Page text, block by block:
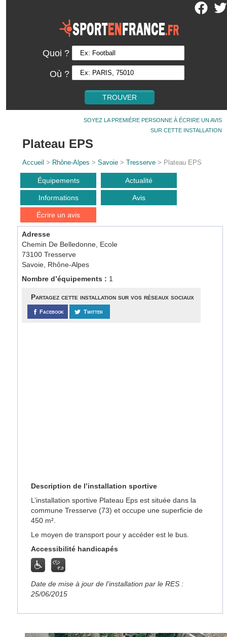
Quoi ?
Où ?
SOYEZ LA PREMIÈRE PERSONNE À ÉCRIRE UN AVIS
SUR CETTE INSTALLATION
Plateau EPS
Accueil > Rhône-Alpes >Savoie >Tresserve > Plateau EPS
Équipements Actualité
Informations Avis
Écrire un avis
Adresse
Chemin De Belledonne, Ecole
73100 Tresserve
Savoie, Rhône-Alpes
Nombre d’équipements : 1
Partagez cette installation sur vos réseaux sociaux
Facebook Twitter
Description de l’installation sportive
L’installation sportive Plateau Eps est située dans la
commune Tresserve (73) et occupe une superficie de
450 m².
Le moyen de transport pour y accéder est le bus.
Accessibilité handicapés
Date de mise à jour de l’installation par le RES :
25/06/2015